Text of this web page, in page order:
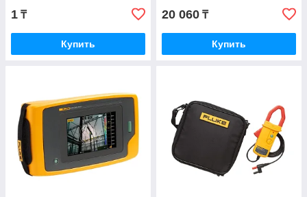
1 ₸
Купить
20 060 ₸
Купить